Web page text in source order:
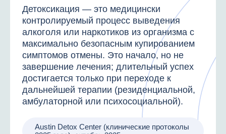
Детоксикация — это медицински
контролируемый процесс выведения
алкоголя или наркотиков из организма с
максимально безопасным купированием
симптомов отмены. Это начало, но не
завершение лечения; длительный успех
достигается только при переходе к
дальнейшей терапии (резиденциальной,
амбулаторной или психосоциальной).
Austin Detox Center (клинические протоколы